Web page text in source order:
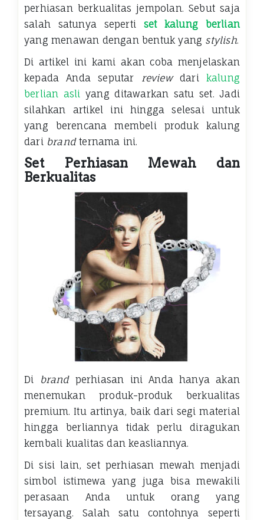
perhiasan berkualitas jempolan. Sebut saja
salah satunya seperti set kalung berlian
yang menawan dengan bentuk yang stylish.
Di artikel ini kami akan coba menjelaskan
kepada Anda seputar review dari kalung
berlian asli yang ditawarkan satu set. Jadi
silahkan artikel ini hingga selesai untuk
yang berencana membeli produk kalung
dari brandternama ini.
Set Perhiasan Mewah dan
Berkualitas
Di brand perhiasan ini Anda hanya akan
menemukan produk-produk berkualitas
premium. Itu artinya, baik dari segi material
hingga berliannya tidak perlu diragukan
kembali kualitas dan keasliannya.
Di sisi lain, set perhiasan mewah menjadi
simbol istimewa yang juga bisa mewakili
perasaan Anda untuk orang yang
tersayang. Salah satu contohnya seperti